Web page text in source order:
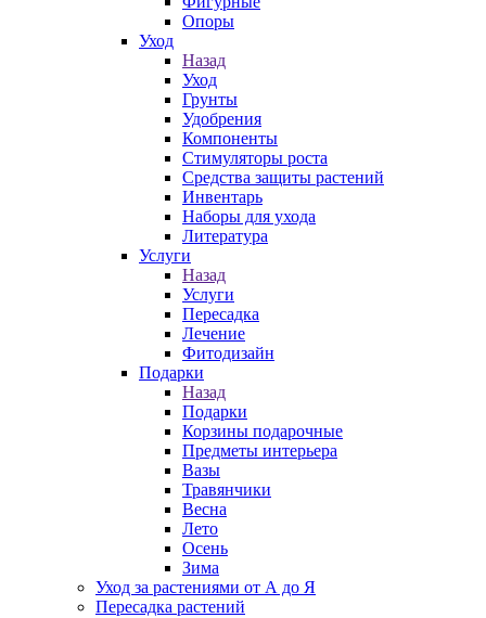
Опоры
Уход
Назад
Уход
Грунты
Удобрения
Компоненты
Стимуляторы роста
Средства защиты растений
Инвентарь
Наборы для ухода
Литература
Услуги
Назад
Услуги
Пересадка
Лечение
Фитодизайн
Подарки
Назад
Подарки
Корзины подарочные
Предметы интерьера
Вазы
Травянчики
Весна
Лето
Осень
Зима
Уход за растениями от А до Я
Пересадка растений